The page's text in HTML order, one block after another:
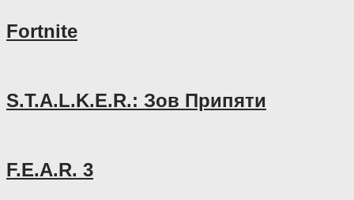
Fortnite
S.T.A.L.K.E.R.: Зов Припяти
F.E.A.R. 3